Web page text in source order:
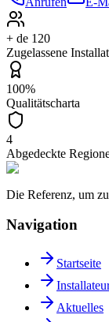
+ de 120
Zugelassene
100%
Qualitätscharta
4
Abgedeckte
Die Referenz, um
Navigation
Startseite
Aktuelles